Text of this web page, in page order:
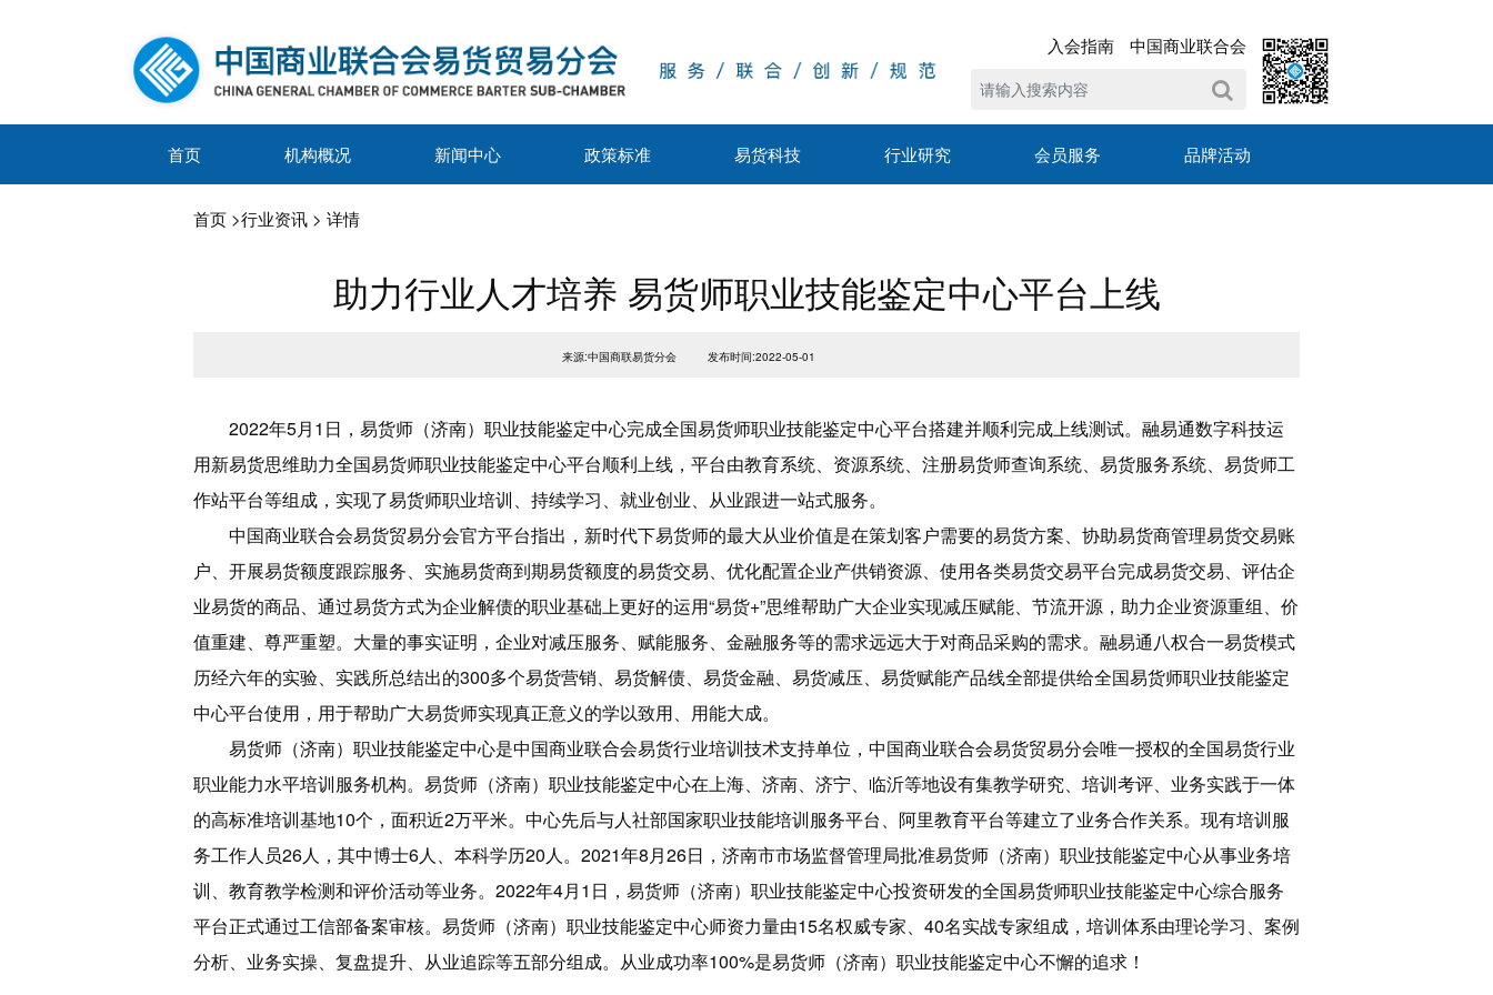
入会指南 中国商业联合会
首页 机构概况 新闻中心 政策标准 易货科技 行业研究 会员服务 品牌活动
首页 >行业资讯 > 详情
助力行业人才培养 易货师职业技能鉴定中心平台上线
来源:中国商联易货分会 发布时间:2022-05-01
2022年5月1日，易货师（济南）职业技能鉴定中心完成全国易货师职业技能鉴定中心平台搭建并顺利完成上线测试。融易通数字科技运
用新易货思维助力全国易货师职业技能鉴定中心平台顺利上线，平台由教育系统、资源系统、注册易货师查询系统、易货服务系统、易货师工
作站平台等组成，实现了易货师职业培训、持续学习、就业创业、从业跟进一站式服务。
中国商业联合会易货贸易分会官方平台指出，新时代下易货师的最大从业价值是在策划客户需要的易货方案、协助易货商管理易货交易账
户、开展易货额度跟踪服务、实施易货商到期易货额度的易货交易、优化配置企业产供销资源、使用各类易货交易平台完成易货交易、评估企
业易货的商品、通过易货方式为企业解债的职业基础上更好的运用“易货+”思维帮助广大企业实现减压赋能、节流开源，助力企业资源重组、价
值重建、尊严重塑。大量的事实证明，企业对减压服务、赋能服务、金融服务等的需求远远大于对商品采购的需求。融易通八权合一易货模式
历经六年的实验、实践所总结出的300多个易货营销、易货解债、易货金融、易货减压、易货赋能产品线全部提供给全国易货师职业技能鉴定
中心平台使用，用于帮助广大易货师实现真正意义的学以致用、用能大成。
易货师（济南）职业技能鉴定中心是中国商业联合会易货行业培训技术支持单位，中国商业联合会易货贸易分会唯一授权的全国易货行业
职业能力水平培训服务机构。易货师（济南）职业技能鉴定中心在上海、济南、济宁、临沂等地设有集教学研究、培训考评、业务实践于一体
的高标准培训基地10个，面积近2万平米。中心先后与人社部国家职业技能培训服务平台、阿里教育平台等建立了业务合作关系。现有培训服
务工作人员26人，其中博士6人、本科学历20人。2021年8月26日，济南市市场监督管理局批准易货师（济南）职业技能鉴定中心从事业务培
训、教育教学检测和评价活动等业务。2022年4月1日，易货师（济南）职业技能鉴定中心投资研发的全国易货师职业技能鉴定中心综合服务
平台正式通过工信部备案审核。易货师（济南）职业技能鉴定中心师资力量由15名权威专家、40名实战专家组成，培训体系由理论学习、案例
分析、业务实操、复盘提升、从业追踪等五部分组成。从业成功率100%是易货师（济南）职业技能鉴定中心不懈的追求！